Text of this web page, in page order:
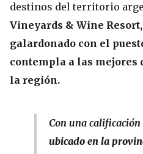
destinos del territorio
Vineyards & Wine
galardonado con el
contempla a las mejores
la región.
Con una calificación
ubicado en la